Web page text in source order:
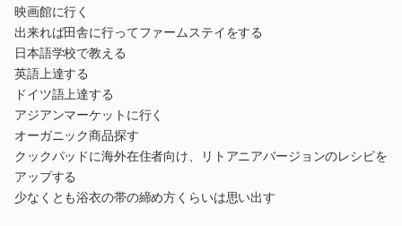
映画館に行く
出来れば田舎に行ってファームステイをする
日本語学校で教える
英語上達する
ドイツ語上達する
アジアンマーケットに行く
オーガニック商品探す
クックパッドに海外在住者向け、リトアニアバージョンのレシピを
アップする
少なくとも浴衣の帯の締め方くらいは思い出す